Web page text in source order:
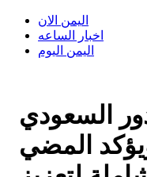
اليمن الان
اخبار الساعه
اليمن اليوم
السعودي
المضي